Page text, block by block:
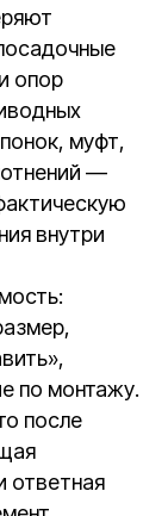
опор
муфт,
—
внутри
по монтажу.
после
ответная